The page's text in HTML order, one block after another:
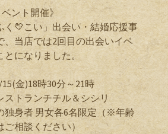
ベント開催》
く💛こい」出会い・結婚応援事
、当店では2回目の出会いイベ
とになりました。
金)18時30分～21時
トランチチル＆シシリ
独身者 男女各6名限定（※年齢
ご相談ください）